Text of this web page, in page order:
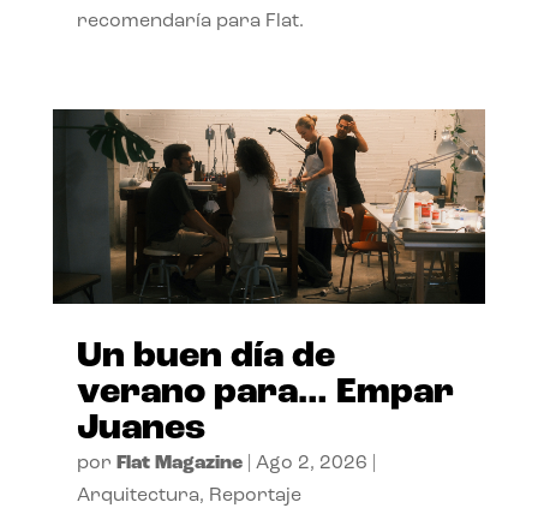
recomendaría para Flat.
Un buen día de
verano para… Empar
Juanes
por Flat Magazine| Ago 2, 2026
Arquitectura, Reportaje